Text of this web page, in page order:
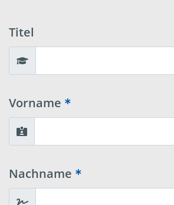
Titel
Vorname
Nachname